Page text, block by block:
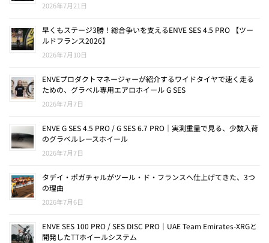
2026年7月21日
早くもステージ3勝！総合争いを支えるENVE SES 4.5 PRO 【ツー
ルドフランス2026】
2026年7月10日
ENVEプロダクトマネージャーが紹介するワイドタイヤで速く走る
ための、グラベル専用エアロホイール G SES
2026年7月7日
ENVE G SES 4.5 PRO / G SES 6.7 PRO｜実測重量で見る、少数入荷
のグラベルレースホイール
2026年7月7日
タデイ・ポガチャルがツール・ド・フランスへ仕上げてきた、3つ
の理由
2026年7月6日
ENVE SES 100 PRO / SES DISC PRO｜UAE Team Emirates-XRGと
開発したTTホイールシステム